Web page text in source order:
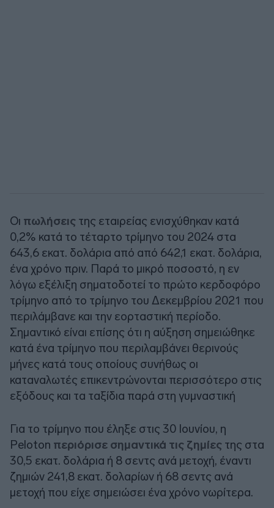
Οι πωλήσεις της εταιρείας ενισχύθηκαν κατά
0,2% κατά το τέταρτο τρίμηνο του 2024 στα
643,6 εκατ. δολάρια από από 642,1 εκατ. δολάρια,
ένα χρόνο πριν. Παρά το μικρό ποσοστό, η εν
λόγω εξέλιξη σηματοδοτεί το πρώτο κερδοφόρο
τρίμηνο από το τρίμηνο του Δεκεμβρίου 2021 που
περιλάμβανε και την εορταστική περίοδο.
Σημαντικό είναι επίσης ότι η αύξηση σημειώθηκε
κατά ένα τρίμηνο που περιλαμβάνει θερινούς
μήνες κατά τους οποίους συνήθως οι
καταναλωτές επικεντρώνονται περισσότερο στις
εξόδους και τα ταξίδια παρά στη γυμναστική
Για το τρίμηνο που έληξε στις 30 Ιουνίου, η
Peloton περιόρισε σημαντικά τις ζημίες της στα
30,5 εκατ. δολάρια ή 8 σεντς ανά μετοχή, έναντι
ζημιών 241,8 εκατ. δολαρίων ή 68 σεντς ανά
μετοχή που είχε σημειώσει ένα χρόνο νωρίτερα.